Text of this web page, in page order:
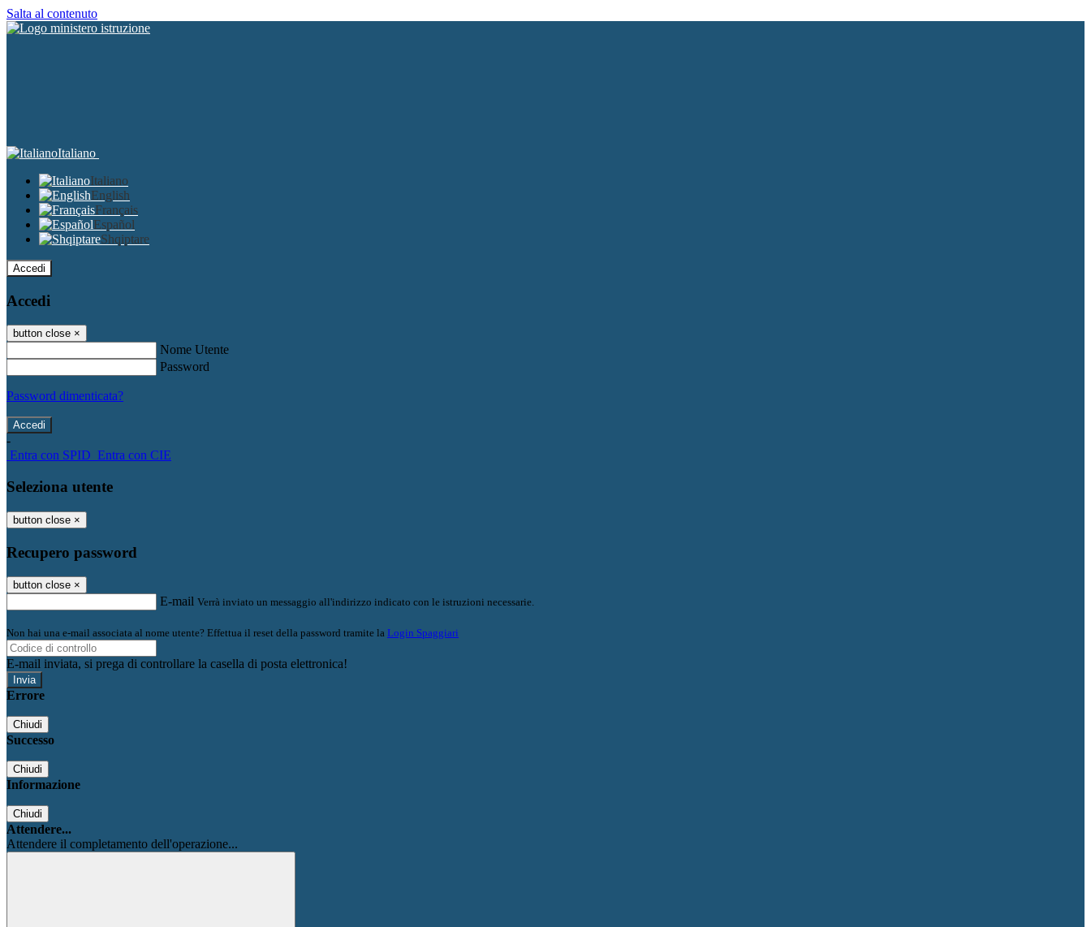
Salta al contenuto
Italiano
Italiano
English
Français
Español
Shqiptare
Accedi
Accedi
button close ×
Nome Utente
Password
Password dimenticata?
-
Entra con SPID Entra con CIE
Seleziona utente
button close ×
Recupero password
button close ×
E-mail Verrà inviato un messaggio all'indirizzo indicato con le istruzioni necessarie.
Non hai una e-mail associata al nome utente? Effettua il reset della password tramite la Login Spaggiari
E-mail inviata, si prega di controllare la casella di posta elettronica!
Errore
Chiudi
Successo
Chiudi
Informazione
Chiudi
Attendere...
Attendere il completamento dell'operazione...